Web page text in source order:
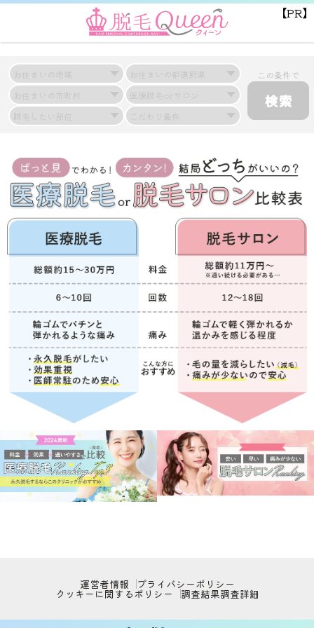
【PR】
この条件で
運営者情報 プライバシーポリシー
クッキーに関するポリシー 調査結果調査詳細